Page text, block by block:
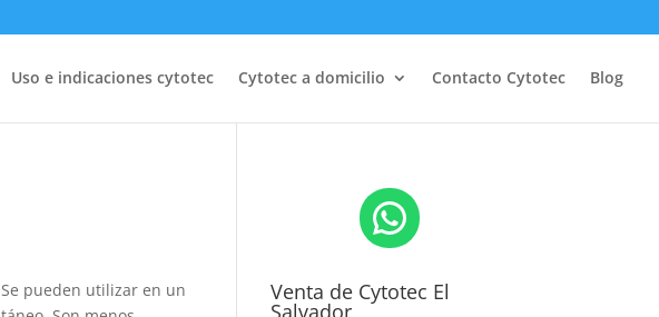
Uso e indicaciones cytotec Cytotec a domicilio Contacto Cytotec Blog
pueden utilizar en un
WhatsApp
Venta de Cytotec El
Salvador